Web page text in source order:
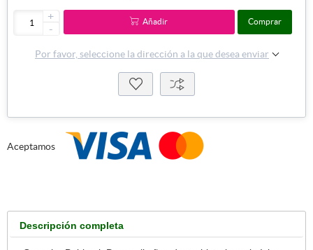
+
-
Añadir Comprar
Por favor, seleccione la dirección a la que desea enviar
Aceptamos
Descripción completa